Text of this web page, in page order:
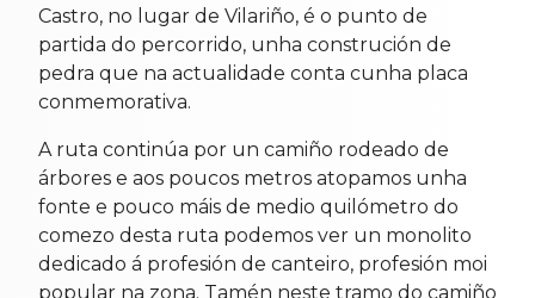
Castro, no lugar de Vilariño, é o punto de
partida do percorrido, unha construción de
pedra que na actualidade conta cunha placa
conmemorativa.
A ruta continúa por un camiño rodeado de
árbores e aos poucos metros atopamos unha
fonte e pouco máis de medio quilómetro do
comezo desta ruta podemos ver un monolito
dedicado á profesión de canteiro, profesión moi
popular na zona. Tamén neste tramo do camiño